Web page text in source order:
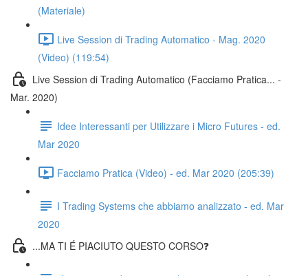
(Materiale)
Live Session di Trading Automatico - Mag. 2020
(Video) (119:54)
Live Session di Trading Automatico (Facciamo Pratica... -
Mar. 2020)
Idee Interessanti per Utilizzare i Micro Futures - ed.
Mar 2020
Facciamo Pratica (Video) - ed. Mar 2020 (205:39)
I Trading Systems che abbiamo analizzato - ed. Mar
2020
...MA TI É PIACIUTO QUESTO CORSO❓